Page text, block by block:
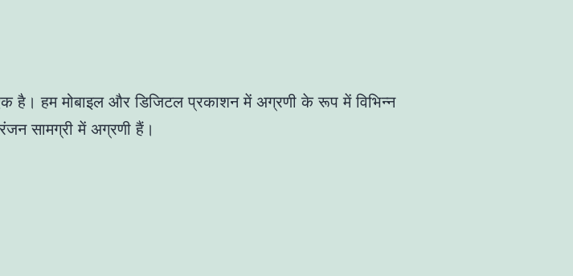
है। हम मोबाइल और डिजिटल प्रकाशन में अग्रणी के रूप में विभिन्न
सामग्री में अग्रणी हैं।